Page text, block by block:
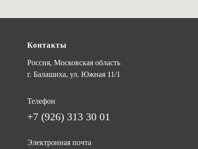
Контакты
Россия, Московская область
г. Балашиха, ул. Южная 11/1
Телефон
+7 (926) 313 30 01
Электронная почта